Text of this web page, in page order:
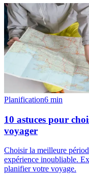
Planification6 min
10 astuces pour
voyager
Choisir la meilleure
expérience inoubliable.
planifier votre voyage.